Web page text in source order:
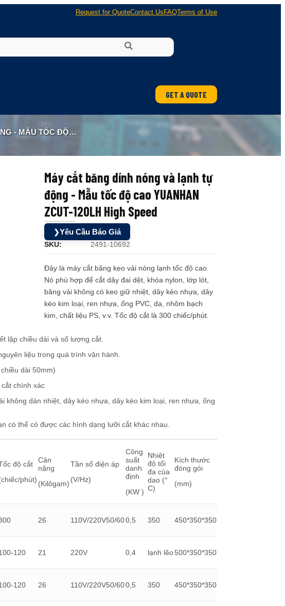
Request for QuoteContact Us FAQTerms of Use
Measurement
GET A QUOTE
ZCUT-120LH HIGH SPEED
Máy cắt băng dính nóng và lạnh tự
động - Mẫu tốc độ cao YUANHAN
ZCUT-120LH High Speed
❯Yêu Cầu Báo Giá
SKU: 2491-10692
Đây là máy cắt băng keo vải nóng lạnh tốc độ cao.
Nó phù hợp để cắt dây đai dệt, khóa nylon, lớp lót,
băng vải không có keo giữ nhiệt, dây kéo nhựa, dây
kéo kim loại, ren nhựa, ống PVC, da, nhôm bạch
kim, chất liệu PS, v.v. Tốc độ cắt là 300 chiếc/phút.
lập chiều dài và số lượng cắt.
liệu trong quá trình vận hành.
dài 50mm)
chính xác
không dán nhiệt, dây kéo nhựa, dây kéo kim loại, ren nhựa, ống
có thể có được các hình dạng lưỡi cắt khác nhau.
độ cắt
phút)
Cân
nặng
(Kilôgam)
Tần số điện áp
(V/Hz)
Công
suất
danh
định
(KW )
Nhiệt
độ tối
đa của
dao (°
C)
Kích thước
đóng gói
(mm)
26 110V/220V50/600,5 350 450*350*350
120 21 220V 0,4 lạnh lẽo500*350*350
120 26 110V/220V50/600,5 350 450*350*350